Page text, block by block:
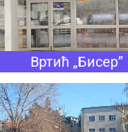
Вртић „Бисер”